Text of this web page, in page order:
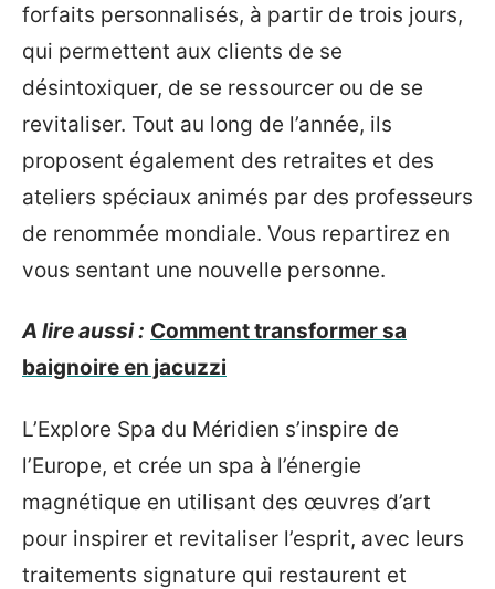
forfaits personnalisés, à partir de trois jours,
qui permettent aux clients de se
désintoxiquer, de se ressourcer ou de se
revitaliser. Tout au long de l’année, ils
proposent également des retraites et des
ateliers spéciaux animés par des professeurs
de renommée mondiale. Vous repartirez en
vous sentant une nouvelle personne.
A lire aussi : Comment transformer sa
baignoire en jacuzzi
L’Explore Spa du Méridien s’inspire de
l’Europe, et crée un spa à l’énergie
magnétique en utilisant des œuvres d’art
pour inspirer et revitaliser l’esprit, avec leurs
traitements signature qui restaurent et